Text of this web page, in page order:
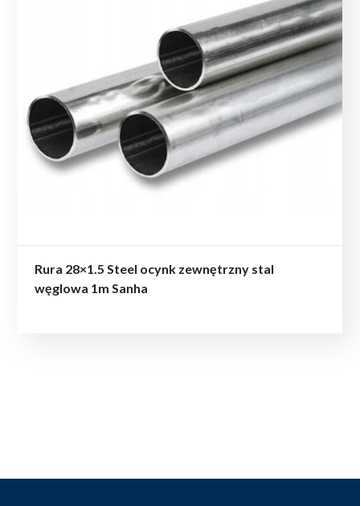
Rura 28×1.5 Steel ocynk zewnętrzny stal
węglowa 1m Sanha